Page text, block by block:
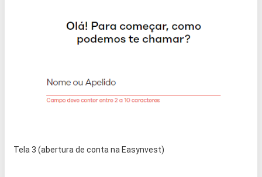
Tela 3 (abertura de conta na Easynvest)